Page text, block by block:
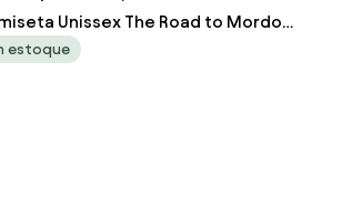
Unissex The Road to Mordor
dos Anéis - Roxo - M
estoque